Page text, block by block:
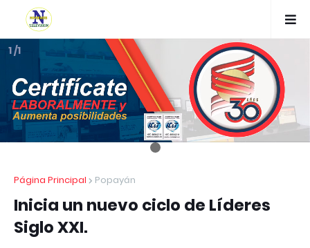
1 /1
Página Principal Popayán
Inicia un nuevo ciclo de Líderes
Siglo XXI.